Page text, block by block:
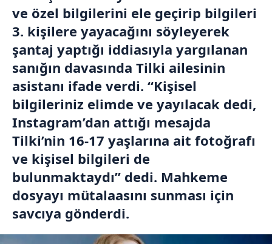
ve özel bilgilerini ele geçirip bilgileri
3. kişilere yayacağını söyleyerek
şantaj yaptığı iddiasıyla yargılanan
sanığın davasında Tilki ailesinin
asistanı ifade verdi. “Kişisel
bilgileriniz elimde ve yayılacak dedi,
Instagram’dan attığı mesajda
Tilki’nin 16-17 yaşlarına ait fotoğrafı
ve kişisel bilgileri de
bulunmaktaydı” dedi. Mahkeme
dosyayı mütalaasını sunması için
savcıya gönderdi.